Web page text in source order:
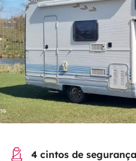
4 cintos de segurança